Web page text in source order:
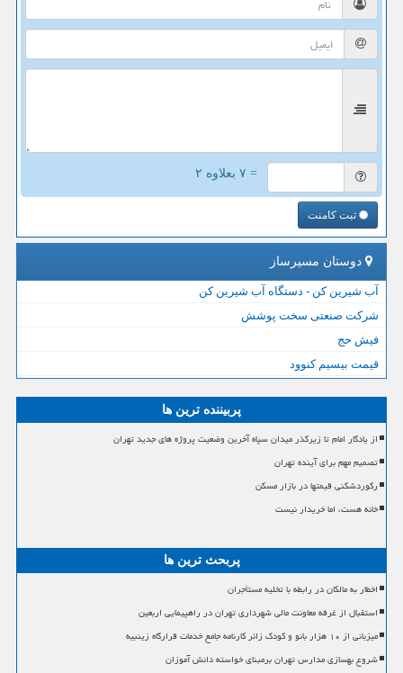
= ۷ بعلاوه ۲
ثبت کامنت
دوستان مسیرساز
آب شیرین کن - دستگاه آب شیرین کن
شرکت صنعتی سخت پوشش
فیش حج
قیمت بیسیم کنوود
پربیننده ترین ها
از یادگار امام تا زیرگذر میدان سپاه آخرین وضعیت پروژه های جدید تهران
تصمیم مهم برای آینده تهران
رکوردشکنی قیمتها در بازار مسکن
خانه هست، اما خریدار نیست
پربحث ترین ها
اخطار به مالکان در رابطه با تخلیه مستأجران
استقبال از غرفه معاونت مالی شهرداری تهران در راهپیمایی اربعین
میزبانی از ۱۰ هزار بانو و کودک زائر کارنامه جامع خدمات قرارگاه زینبیه
شروع بهسازی مدارس تهران برمبنای خواسته دانش آموزان